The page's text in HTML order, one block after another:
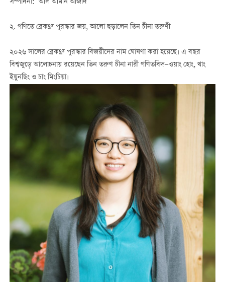
২. গণিতে ব্রেকথ্রু পুরস্কার জয়, আলো ছড়ালেন তিন চীনা তরুণী
২০২৬ সালের ব্রেকথ্রু পুরস্কার বিজয়ীদের নাম ঘোষণা করা হয়েছে। এ বছর
বিশ্বজুড়ে আলোচনায় রয়েছেন তিন তরুণ চীনা নারী গণিতবিদ—ওয়াং হোং, থাং
ইয়ুনছিং ও চাং মিংচিয়া।